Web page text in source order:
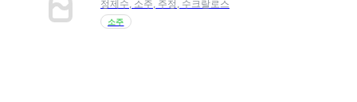
정제수, 소주, 주정, 수크랄로스
소주